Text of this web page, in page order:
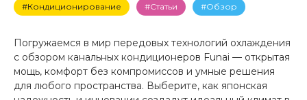
#Кондиционирование #Статьи #Обзор
Погружаемся в мир передовых технологий охлаждения
с обзором канальных кондиционеров Funai — открытая
мощь, комфорт без компромиссов и умные решения
для любого пространства. Выберите, как японская